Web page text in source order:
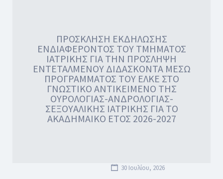
ΠΡΟΣΚΛΗΣΗ ΕΚΔΗΛΩΣΗΣ
ΕΝΔΙΑΦΕΡΟΝΤΟΣ ΤΟΥ ΤΜΗΜΑΤΟΣ
ΙΑΤΡΙΚΗΣ ΓΙΑ ΤΗΝ ΠΡΟΣΛΗΨΗ
ΕΝΤΕΤΑΛΜΕΝΟΥ ΔΙΔΑΣΚΟΝΤΑ ΜΕΣΩ
ΠΡΟΓΡΑΜΜΑΤΟΣ ΤΟΥ ΕΛΚΕ ΣΤΟ
ΓΝΩΣΤΙΚΟ ΑΝΤΙΚΕΙΜΕΝΟ ΤΗΣ
ΟΥΡΟΛΟΓΙΑΣ-ΑΝΔΡΟΛΟΓΙΑΣ-
ΣΕΞΟΥΑΛΙΚΗΣ ΙΑΤΡΙΚΗΣ ΓΙΑ ΤΟ
ΑΚΑΔΗΜΑΙΚΟ ΕΤΟΣ 2026-2027
30 Ιουλίου, 2026